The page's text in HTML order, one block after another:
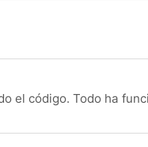
el código. Todo ha